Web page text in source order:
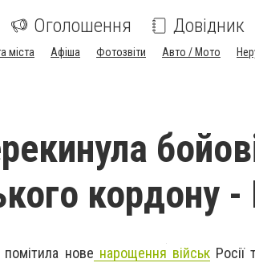
Оголошення Довідник
міста Афіша Фотозвіти Авто / Мото
кордону
нове нарощення військРосії